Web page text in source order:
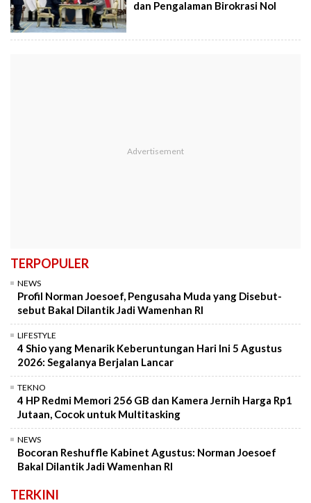
dan Pengalaman Birokrasi Nol
TERPOPULER
NEWS
Profil Norman Joesoef, Pengusaha Muda yang Disebut-
sebut Bakal Dilantik Jadi Wamenhan RI
LIFESTYLE
4 Shio yang Menarik Keberuntungan Hari Ini 5 Agustus
2026: Segalanya Berjalan Lancar
TEKNO
4 HP Redmi Memori 256 GB dan Kamera Jernih Harga Rp1
Jutaan, Cocok untuk Multitasking
NEWS
Bocoran Reshuffle Kabinet Agustus: Norman Joesoef
Bakal Dilantik Jadi Wamenhan RI
TERKINI